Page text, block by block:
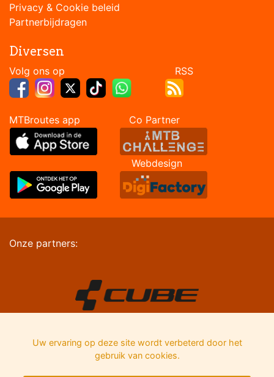
Privacy & Cookie beleid
Partnerbijdragen
Diversen
Volg ons op RSS
MTBroutes app Co Partner
Webdesign
Onze partners:
Uw ervaring op deze site wordt verbeterd door het
gebruik van cookies.